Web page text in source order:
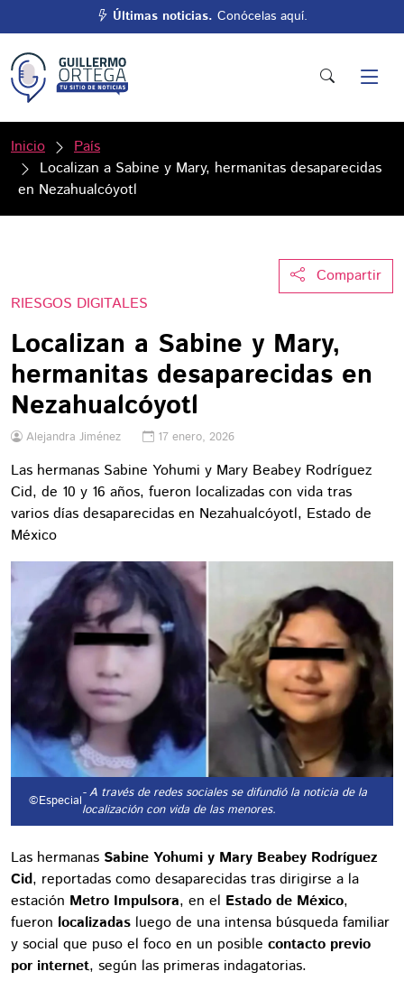
Últimas noticias. Conócelas aquí.
Inicio
País
Localizan a Sabine y Mary, hermanitas desaparecidas
en Nezahualcóyotl
Compartir
RIESGOS DIGITALES
Localizan a Sabine y Mary,
hermanitas desaparecidas en
Nezahualcóyotl
Alejandra Jiménez 17 enero, 2026
Las hermanas Sabine Yohumi y Mary Beabey Rodríguez
Cid, de 10 y 16 años, fueron localizadas con vida tras
varios días desaparecidas en Nezahualcóyotl, Estado de
México
©Especial- A través de redes sociales se difundió la noticia de la
localización con vida de las menores.
Las hermanas Sabine Yohumi y Mary Beabey Rodríguez
Cid, reportadas como desaparecidas tras dirigirse a la
estación Metro Impulsora, en el Estado de México,
fueron localizadas luego de una intensa búsqueda familiar
y social que puso el foco en un posible contacto previo
por internet, según las primeras indagatorias.